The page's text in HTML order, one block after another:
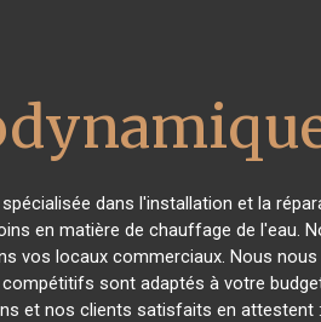
dans l'installation et la
en matière de chauffage de l'eau.
vos locaux commerciaux. Nous
sont adaptés à votre
et nos clients satisfaits en